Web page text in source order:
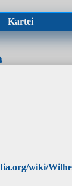
Kartei
wiki/